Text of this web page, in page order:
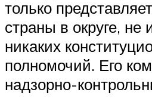
только
страны в округе, не
никаких
полномочий. Его
надзорно-